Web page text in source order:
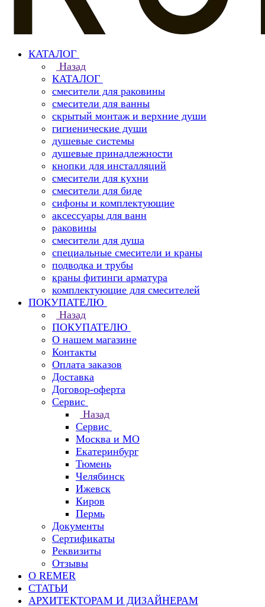
КАТАЛОГ
Назад
КАТАЛОГ
смесители для раковины
смесители для ванны
скрытый монтаж и верхние души
гигиенические души
душевые системы
душевые принадлежности
кнопки для инсталляций
смесители для кухни
смесители для биде
сифоны и комплектующие
аксессуары для ванн
раковины
смесители для душа
специальные смесители и краны
подводка и трубы
краны фитинги арматура
комплектующие для смесителей
ПОКУПАТЕЛЮ
Назад
ПОКУПАТЕЛЮ
О нашем магазине
Контакты
Оплата заказов
Доставка
Договор-оферта
Сервис
Назад
Сервис
Москва и МО
Екатеринбург
Тюмень
Челябинск
Ижевск
Киров
Пермь
Документы
Сертификаты
Реквизиты
Отзывы
О REMER
СТАТЬИ
АРХИТЕКТОРАМ И ДИЗАЙНЕРАМ